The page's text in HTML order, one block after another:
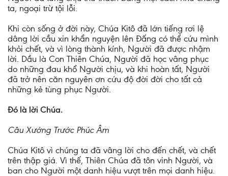
ta, ngoại trừ tội lỗi.
Khi còn sống ở đời này, Chúa Kitô đã lớn tiếng rơi lệ
dâng lời cầu xin khẩn nguyện lên Ðấng có thể cứu mình
khỏi chết, và vì lòng thành kính, Người đã được nhậm
lời. Dầu là Con Thiên Chúa, Người đã học vâng phục
do những đau khổ Người chịu, và khi hoàn tất, Người
đã trở nên căn nguyên ơn cứu độ đời đời cho tất cả
những kẻ tùng phục Người.
Ðó là lời Chúa.
Câu Xướng Trước Phúc Âm
Chúa Kitô vì chúng ta đã vâng lời cho đến chết, và chết
trên thập giá. Vì thế, Thiên Chúa đã tôn vinh Người, và
ban cho Người một danh hiệu vượt trên mọi danh hiệu.